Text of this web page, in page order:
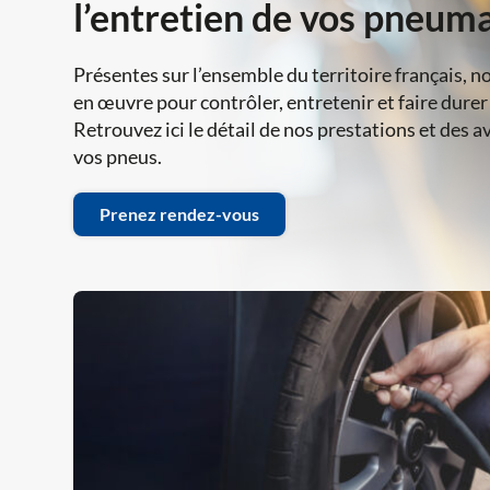
l’entretien de vos
Présentes sur l’ensemble du territoire français,
en œuvre pour contrôler, entretenir et faire
Retrouvez ici le détail de nos prestations et des
vos pneus.
Prenez rendez-vous